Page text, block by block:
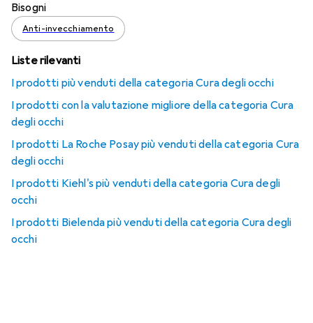
Bisogni
Anti-invecchiamento
Liste rilevanti
I prodotti più venduti della categoria Cura degli occhi
I prodotti con la valutazione migliore della categoria Cura
degli occhi
I prodotti La Roche Posay più venduti della categoria Cura
degli occhi
I prodotti Kiehl's più venduti della categoria Cura degli
occhi
I prodotti Bielenda più venduti della categoria Cura degli
occhi